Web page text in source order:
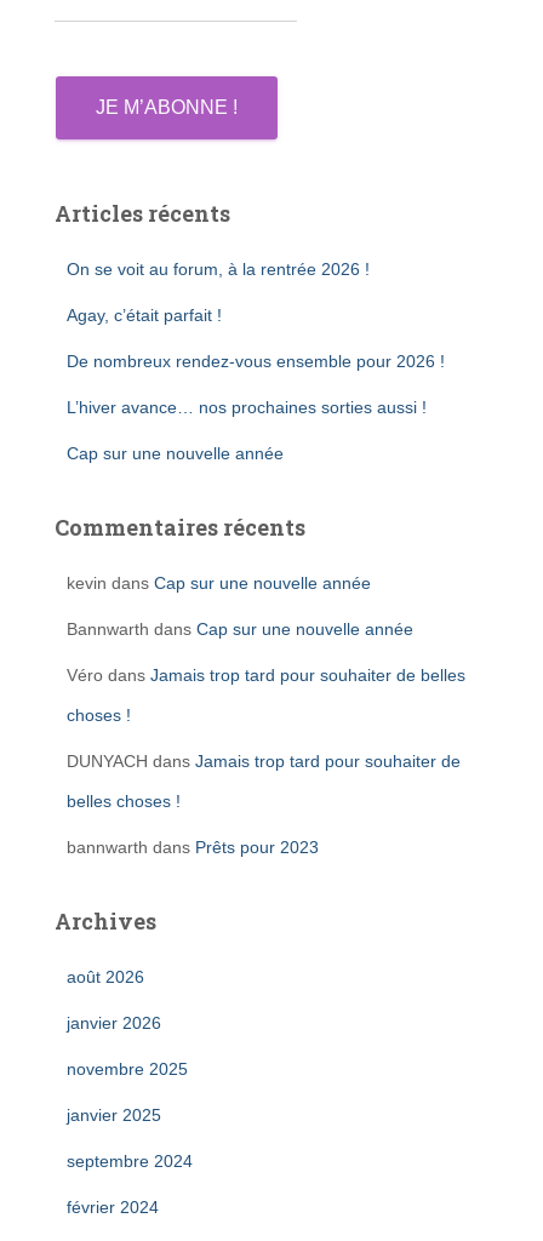
Articles récents
On se voit au forum, à la rentrée 2026 !
Agay, c’était parfait !
De nombreux rendez-vous ensemble pour 2026 !
L’hiver avance… nos prochaines sorties aussi !
Cap sur une nouvelle année
Commentaires récents
kevin dans Cap sur une nouvelle année
Bannwarth dans Cap sur une nouvelle année
Véro dans Jamais trop tard pour souhaiter de belles
choses !
DUNYACH dans Jamais trop tard pour souhaiter de
belles choses !
bannwarth dans Prêts pour 2023
Archives
août 2026
janvier 2026
novembre 2025
janvier 2025
septembre 2024
février 2024